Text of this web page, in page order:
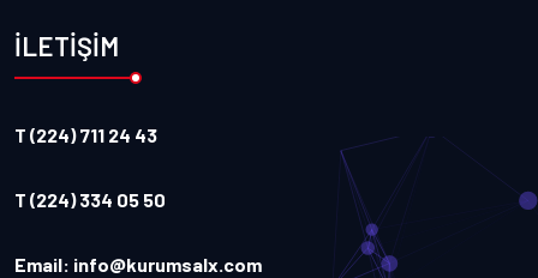
İLETİŞİM
T (224) 711 24 43
T (224) 334 05 50
Email: info@kurumsalx.com